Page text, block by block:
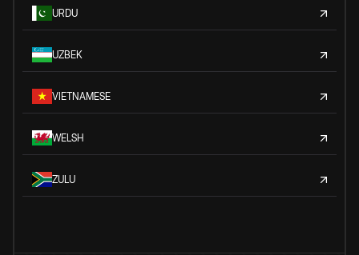
URDU
UZBEK
VIETNAMESE
WELSH
ZULU